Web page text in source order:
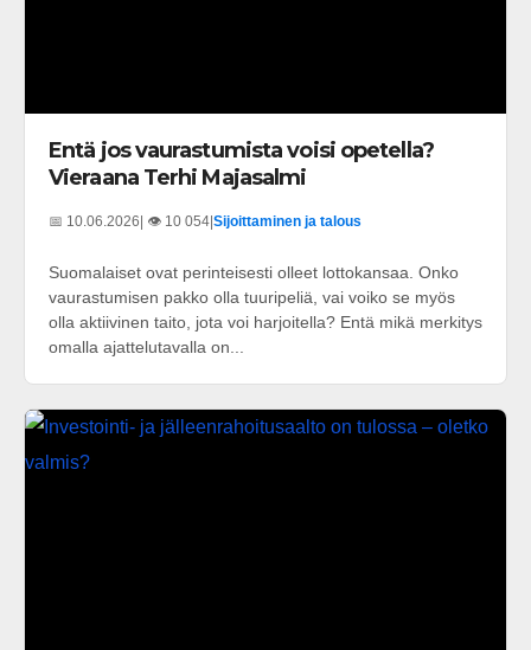
Entä jos vaurastumista voisi opetella?
Vieraana Terhi Majasalmi
📅 10.06.2026 | 👁️ 10 054 Sijoittaminen ja talous
Suomalaiset ovat perinteisesti olleet lottokansaa. Onko
vaurastumisen pakko olla tuuripeliä, vai voiko se myös
olla aktiivinen taito, jota voi harjoitella? Entä mikä merkitys
omalla ajattelutavalla on...